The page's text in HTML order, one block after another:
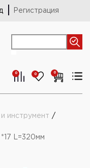
Регистрация
0 0 0
инструмент /
L=320мм